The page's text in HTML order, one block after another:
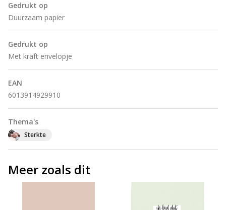
Gedrukt op
Duurzaam papier
Gedrukt op
Met kraft envelopje
EAN
6013914929910
Thema's
Sterkte
Meer zoals dit